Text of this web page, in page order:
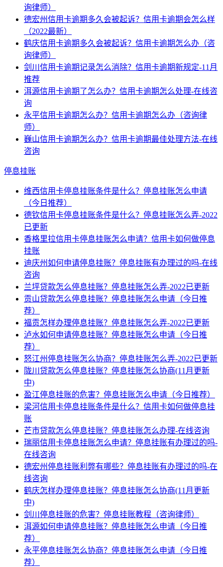
询律师）
德宏州信用卡逾期多久会被起诉？信用卡逾期会怎么样
（2022最新）
鹤庆信用卡逾期多久会被起诉？信用卡逾期怎么办（咨
询律师）
剑川信用卡逾期记录怎么消除？信用卡逾期新规定-11月
推荐
洱源信用卡逾期了怎么办？信用卡逾期怎么处理-在线咨
询
永平信用卡逾期怎么办？信用卡逾期怎么办（咨询律
师）
巍山信用卡逾期怎么办？信用卡逾期最佳处理方法-在线
咨询
停息挂账
维西信用卡停息挂账条件是什么？停息挂账怎么申请
（今日推荐）
德钦信用卡停息挂账条件是什么？停息挂账怎么弄-2022
已更新
香格里拉信用卡停息挂账怎么申请？信用卡如何做停息
挂账
迪庆州如何申请停息挂账？停息挂账有办理过的吗-在线
咨询
兰坪贷款怎么停息挂账？停息挂账怎么弄-2022已更新
贡山贷款怎么停息挂账？停息挂账怎么申请（今日推
荐）
福贡怎样办理停息挂账？停息挂账怎么弄-2022已更新
泸水如何申请停息挂账？停息挂账怎么申请（今日推
荐）
怒江州停息挂账怎么协商？停息挂账怎么弄-2022已更新
陇川贷款怎么停息挂账？停息挂账怎么协商(11月更新
中)
盈江停息挂账的危害？停息挂账怎么申请（今日推荐）
梁河信用卡停息挂账条件是什么？信用卡如何做停息挂
账
芒市贷款怎么停息挂账？停息挂账怎么办理-在线咨询
瑞丽信用卡停息挂账怎么申请？停息挂账有办理过的吗-
在线咨询
德宏州停息挂账利弊有哪些？停息挂账有办理过的吗-在
线咨询
鹤庆怎样办理停息挂账？停息挂账怎么协商(11月更新
中)
剑川停息挂账的危害？停息挂账教程（咨询律师）
洱源如何申请停息挂账？停息挂账怎么申请（今日推
荐）
永平停息挂账怎么协商？停息挂账怎么申请（今日推
荐）